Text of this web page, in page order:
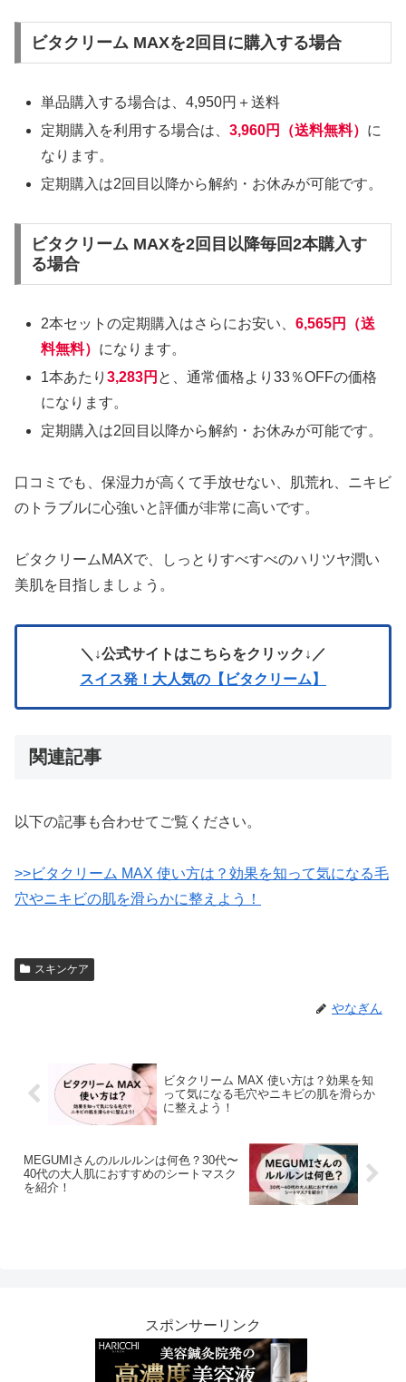
ビタクリーム MAXを2回目に購入する場合
単品購入する場合は、4,950円＋送料
定期購入を利用する場合は、3,960円（送料無料） に
なります。
定期購入は2回目以降から解約・お休みが可能です。
ビタクリーム MAXを2回目以降毎回2本購入す
る場合
2本セットの定期購入はさらにお安い、6,565円（送
料無料） になります。
1本あたり3,283円 と、通常価格より33％OFFの価格
になります。
定期購入は2回目以降から解約・お休みが可能です。
口コミでも、保湿力が高くて手放せない、肌荒れ、ニキビ
のトラブルに心強いと評価が非常に高いです。
ビタクリームMAXで、しっとりすべすべのハリツヤ潤い
美肌を目指しましょう。
＼↓公式サイトはこちらをクリック↓／
スイス発！大人気の【ビタクリーム】
関連記事
以下の記事も合わせてご覧ください。
>>ビタクリーム MAX 使い方は？効果を知って気になる毛
穴やニキビの肌を滑らかに整えよう！
スキンケア
やなぎん
ビタクリーム MAX 使い方は？効果を知
って気になる毛穴やニキビの肌を滑らか
に整えよう！
MEGUMIさんのルルルンは何色？30代〜
40代の大人肌におすすめのシートマスク
を紹介！
スポンサーリンク